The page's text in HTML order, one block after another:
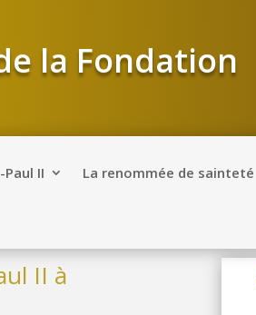
la Fondation
Paul II La renommée de sainteté
II à